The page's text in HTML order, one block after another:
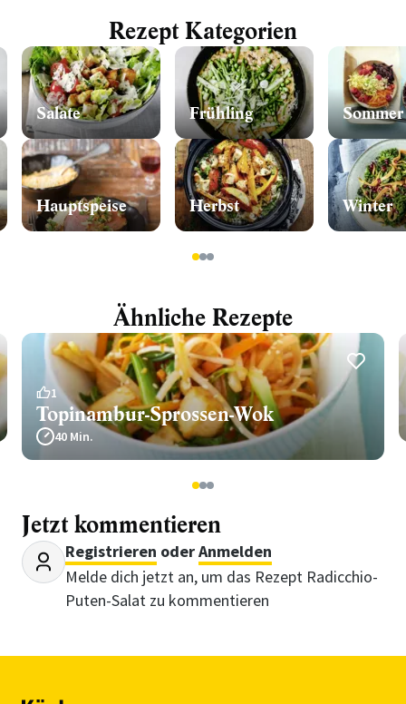
Rezept Kategorien
Salate
Hauptspeise
Frühling
Herbst
Sommer
Winter
123
Ähnliche Rezepte
1
Topinambur-Sprossen-Wok
40 Min.
123
Jetzt kommentieren
Registrieren oderAnmelden
Melde dich jetzt an, um das Rezept Radicchio-
Puten-Salat zu kommentieren